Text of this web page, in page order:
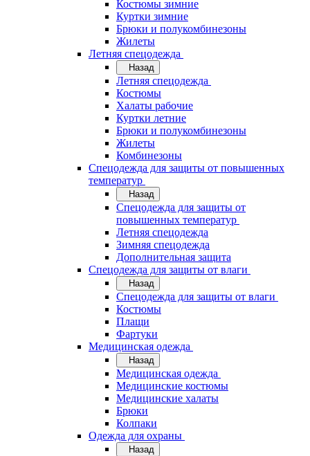
Костюмы зимние
Куртки зимние
Брюки и полукомбинезоны
Жилеты
Летняя спецодежда
Назад
Летняя спецодежда
Костюмы
Халаты рабочие
Куртки летние
Брюки и полукомбинезоны
Жилеты
Комбинезоны
Спецодежда для защиты от повышенных
температур
Назад
Спецодежда для защиты от
повышенных температур
Летняя спецодежда
Зимняя спецодежда
Дополнительная защита
Спецодежда для защиты от влаги
Назад
Спецодежда для защиты от влаги
Костюмы
Плащи
Фартуки
Медицинская одежда
Назад
Медицинская одежда
Медицинские костюмы
Медицинские халаты
Брюки
Колпаки
Одежда для охраны
Назад